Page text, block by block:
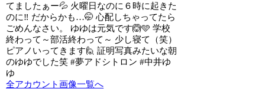
てましたぁー💦 火曜日なのに６時に起きた
のに‼️ だからかも…🤭 心配しちゃってたら
ごめんなさい。 ゆゆは元気です🙆🩵 学校
終わって～部活終わって～ 少し寝て（笑）
ピアノいってきます🙋 証明写真みたいな朝
のゆゆでした笑 #夢アドシトロン #中井ゆ
ゆ
全アカウント画像一覧へ